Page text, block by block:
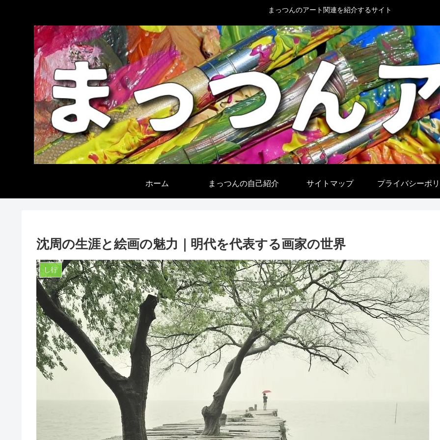
まっつんのアート関連を紹介するサイト
ホーム まっつんの自己紹介 サイトマップ プライバシーポ
沈周の生涯と絵画の魅力｜明代を代表する画家の世界
し行